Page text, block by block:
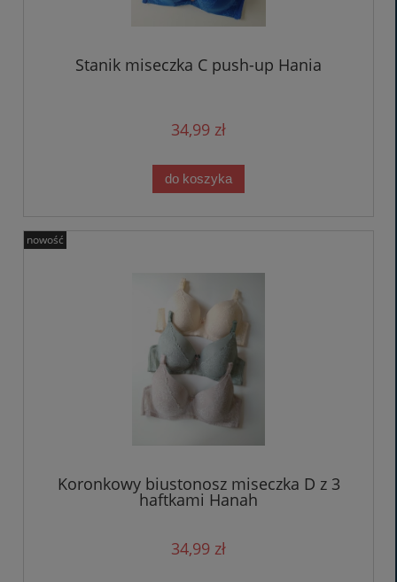
Stanik miseczka C push-up Hania
34,99 zł
do koszyka
Koronkowy biustonosz miseczka D z 3
haftkami Hanah
34,99 zł
nowość